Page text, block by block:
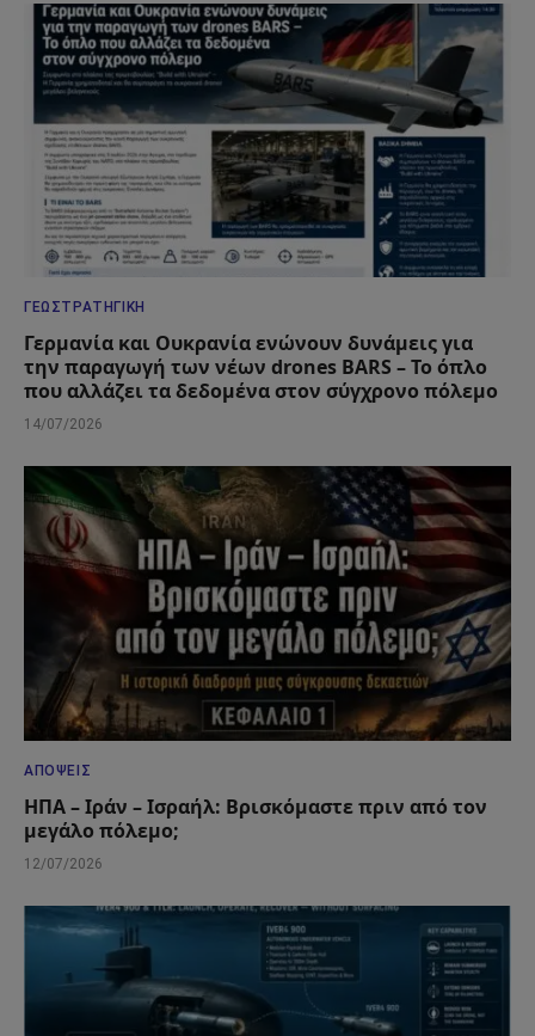
ΓΕΩΣΤΡΑΤΗΓΙΚΉ
Γερμανία και Ουκρανία ενώνουν δυνάμεις για
την παραγωγή των νέων drones BARS – Το όπλο
που αλλάζει τα δεδομένα στον σύγχρονο πόλεμο
14/07/2026
ΑΠΌΨΕΙΣ
ΗΠΑ – Ιράν – Ισραήλ: Βρισκόμαστε πριν από τον
μεγάλο πόλεμο;
12/07/2026